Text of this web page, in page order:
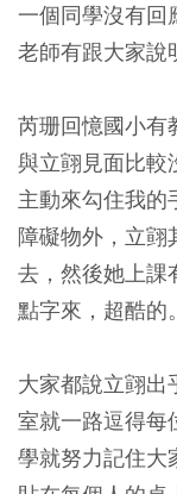
一個同學沒有回
老師有跟大家說
芮珊回憶國小有
與立翧見面比較
主動來勾住我的
障礙物外，立翧
去，然後她上課
點字來，超酷的
大家都說立翧出
室就一路逗得每
學就努力記住大